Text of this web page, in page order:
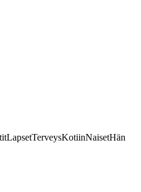
LapsetTerveysKotiinNaisetHän